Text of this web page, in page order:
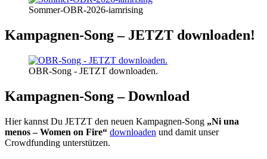
Sommer-OBR-2026-iamrising
Kampagnen-Song – JETZT downloaden!
OBR-Song - JETZT downloaden.
Kampagnen-Song – Download
Hier kannst Du JETZT den neuen Kampagnen-Song „Ni una
menos – Women on Fire“ downloaden und damit unser
Crowdfunding unterstützen.